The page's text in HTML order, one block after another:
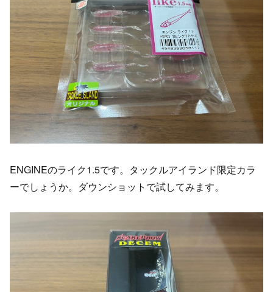
ENGINEのライク1.5です。タックルアイランド限定カラ
ーでしょうか。ダウンショットで試してみます。